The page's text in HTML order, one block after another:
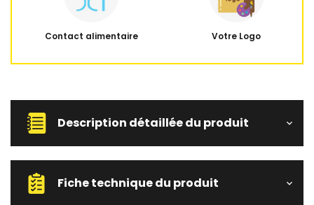
Contact alimentaire Votre Logo
Description détaillée du produit
Fiche technique du produit